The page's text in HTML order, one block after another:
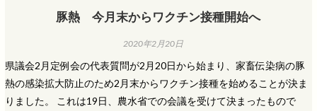
豚熱 今月末からワクチン接種開始へ
2020年2月20日
県議会2月定例会の代表質問が2月20日から始まり、家畜伝染病の豚
熱の感染拡大防止のため2月末からワクチン接種を始めることが決ま
りました。 これは19日、農水省での会議を受けて決まったもので